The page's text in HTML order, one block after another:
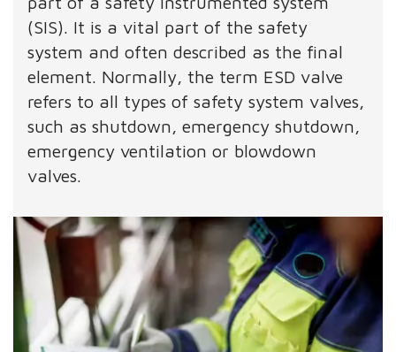
(SIS). It is a vital part of the safety
system and often described as the final
element. Normally, the term ESD valve
refers to all types of safety system valves,
such as shutdown, emergency shutdown,
emergency ventilation or blowdown
valves.